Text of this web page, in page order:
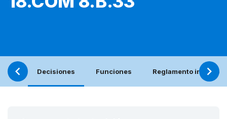
Decisiones Funciones Reglamento interno